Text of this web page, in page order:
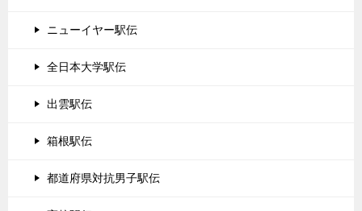
ニューイヤー駅伝
全日本大学駅伝
出雲駅伝
箱根駅伝
都道府県対抗男子駅伝